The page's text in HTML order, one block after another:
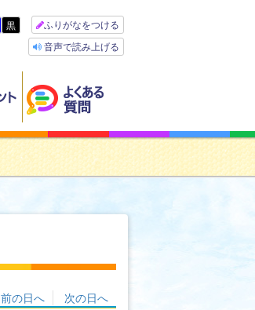
黒
ふりがなをつける
音声で読み上げる
前の日へ 次の日へ